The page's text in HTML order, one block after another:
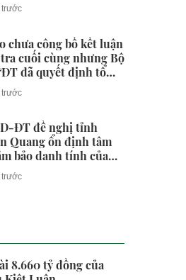
trước
chưa công bố kết luận
cuối cùng nhưng Bộ
đã quyết định tổ
lại?
trước
ĐT đề nghị tỉnh
Quang ổn định tâm
bảo danh tính của
sinh
8.660 tỷ đồng của